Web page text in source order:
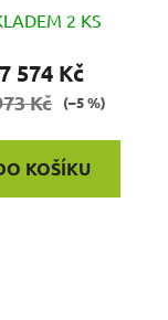
2 KS
7 574 Kč
Kč (–5 %)
KOŠÍKU